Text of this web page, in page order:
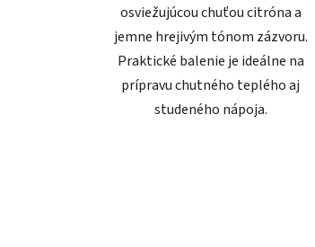
osviežujúcou chuťou citróna a
jemne hrejivým tónom zázvoru.
Praktické balenie je ideálne na
prípravu chutného teplého aj
studeného nápoja.